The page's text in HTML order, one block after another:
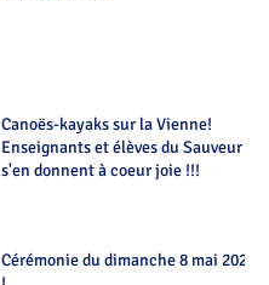
Canoës-kayaks sur la Vienne!
Enseignants et élèves du Sauveur
s'en donnent à coeur joie !!!
Cérémonie du dimanche 8 mai 2022